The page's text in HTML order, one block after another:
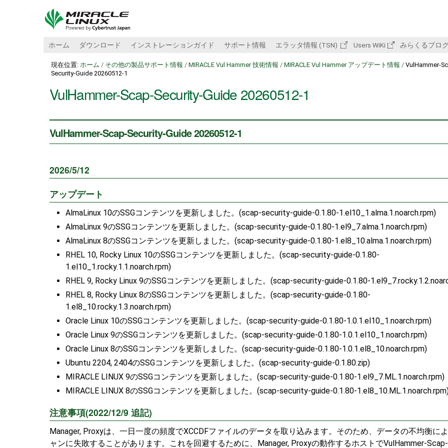
ホーム ダウンロード インストレーションガイド サポート情報 エラッタ情報 (TSN) Users WiKi みらくるブロ
現在位置: ホーム / その他の製品サポート情報 / MIRACLE Vul Hammer 技術情報 / MIRACLE Vul Hammer アップデート情報 / VulHammer-
Security-Guide 20260512-1
VulHammer-Scap-Security-Guide 20260512-1
VulHammer-Scap-Security-Guide 20260512-1
2026/5/12
アップデート
AlmaLinux 10のSSGコンテンツを更新しました。(scap-security-guide-0.1.80-1.el10_1.alma.1.noarch.rpm)
AlmaLinux 9のSSGコンテンツを更新しました。(scap-security-guide-0.1.80-1.el9_7.alma.1.noarch.rpm)
AlmaLinux 8のSSGコンテンツを更新しました。(scap-security-guide-0.1.80-1.el8_10.alma.1.noarch.rpm)
RHEL 10, Rocky Linux 10のSSGコンテンツを更新しました。(scap-security-guide-0.1.80-
1.el10_1.rocky.1.1.noarch.rpm)
RHEL 9, Rocky Linux 9のSSGコンテンツを更新しました。(scap-security-guide-0.1.80-
RHEL 8, Rocky Linux 8のSSGコンテンツを更新しました。(scap-security-guide-0.1.80-
1.el8_10.rocky.1.3.noarch.rpm)
Oracle Linux 10のSSGコンテンツを更新しました。(scap-security-guide-0.1.80-1.0.1.el10_1.noarch.rpm)
Oracle Linux 9のSSGコンテンツを更新しました。(scap-security-guide-0.1.80-1.0.1.el10_1.noarch.rpm)
Oracle Linux 8のSSGコンテンツを更新しました。(scap-security-guide-0.1.80-1.0.1.el8_10.noarch.rpm)
Ubuntu 2204, 2404のSSGコンテンツを更新しました。(scap-security-guide-0.1.80.zip)
MIRACLE LINUX 9のSSGコンテンツを更新しました。(scap-security-guide-0.1.80-1.el9_7.ML.1.noarch.rpm)
MIRACLE LINUX 8のSSGコンテンツを更新しました。(scap-security-guide-0.1.80-
注意事項(2022/12/9 追記)
Manager, Proxyは、一日一度の頻度でXCCDFファイルのデータを取り込みます。そのため、データの不均衡に
ャンに失敗することがあります。これを回避するために、Manager, Proxyの動作するホストでVulHammer-Scap-